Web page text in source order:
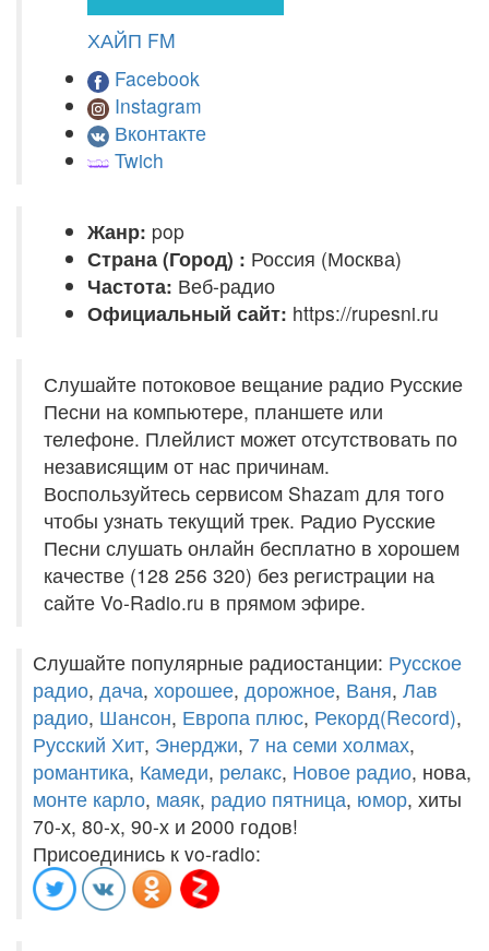
ХАЙП FM
Facebook
Instagram
Вконтакте
Twich
Жанр: pop
Страна (Город) : Россия (Москва)
Частота: Веб-радио
Официальный сайт: https://rupesni.ru
Слушайте потоковое вещание радио Русские
Песни на компьютере, планшете или
телефоне. Плейлист может отсутствовать по
независящим от нас причинам.
Воспользуйтесь сервисом Shazam для того
чтобы узнать текущий трек. Радио Русские
Песни слушать онлайн бесплатно в хорошем
качестве (128 256 320) без регистрации на
сайте Vo-Radio.ru в прямом эфире.
Слушайте популярные радиостанции: Русское
радио, дача, хорошее, дорожное, Ваня, Лав
радио, Шансон, Европа плюс, Рекорд(Record),
Русский Хит, Энерджи, 7 на семи холмах,
романтика, Камеди, релакс, Новое радио, нова,
монте карло, маяк, радио пятница, юмор, хиты
70-х, 80-х, 90-х и 2000 годов!
Присоединись к vo-radio: